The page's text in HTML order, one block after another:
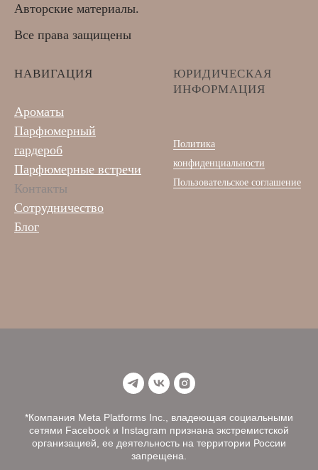
Авторские материалы.
Все права защищены
НАВИГАЦИЯ
Ароматы
Парфюмерный
гардероб
Парфюмерные встречи
Контакты
Сотрудничество
Блог
ЮРИДИЧЕСКАЯ
ИНФОРМАЦИЯ
Политика
конфиденциальности
Пользовательское соглашение
*Компания Meta Platforms Inc., владеющая социальными
сетями Facebook и Instagram признана экстремистской
организацией, ее деятельность на территории России
запрещена.